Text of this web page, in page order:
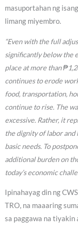
masuportahan ng
limang miyembro.
“Even with the full
significantly below the
place at more than
continues to erode
food, transportation,
continue to rise. The
excessive. Rather, it
the dignity of labor
basic needs. To
additional burden on
today’s economic
Ipinahayag din ng
TRO, na maaaring
sa paggawa na tiyakin